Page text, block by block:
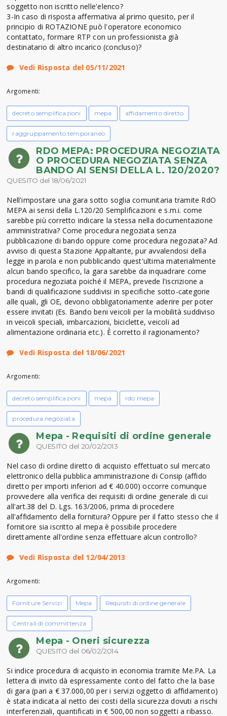
soggetto non iscritto nelle'elenco?
3-In caso di risposta affermativa al primo quesito, per il
principio di ROTAZIONE può l'operatore economico
contattato, formare RTP con un professionista già
destinatario di altro incarico (concluso)?
Vedi Risposta del 05/11/2021
Argomenti:
decreto semplificazioni mepa affidamento diretto
raggruppamento temporaneo
RDO MEPA: PROCEDURA NEGOZIATA
O PROCEDURA NEGOZIATA SENZA
BANDO AI SENSI DELLA L. 120/2020?
QUESITO del 18/06/2021
Nell'impostare una gara sotto soglia comunitaria tramite RdO
MEPA ai sensi della L.120/20 Semplificazioni e s.m.i. come
sarebbe più corretto indicare la stessa nella documentazione
amministrativa? Come procedura negoziata senza
pubblicazione di bando oppure come procedura negoziata? Ad
avviso di questa Stazione Appaltante, pur avvalendosi della
legge in parola e non pubblicando quest'ultima materialmente
alcun bando specifico, la gara sarebbe da inquadrare come
procedura negoziata poiché il MEPA, prevede l'iscrizione a
bandi di qualificazione suddivisi in specifiche sotto-categorie
alle quali, gli OE, devono obbligatoriamente aderire per poter
essere invitati (Es. Bando beni veicoli per la mobilità suddiviso
in veicoli speciali, imbarcazioni, biciclette, veicoli ad
alimentazione ordinaria etc.). È corretto il ragionamento?
Vedi Risposta del 18/06/2021
Argomenti:
decreto semplificazioni mepa rdo mepa
procedura negoziata
Mepa - Requisiti di ordine generale
QUESITO del 20/02/2013
Nel caso di ordine diretto di acquisto effettuato sul mercato
elettronico della pubblica amministrazione di Consip (affido
diretto per importi inferiori ad € 40.000) occorre comunque
provvedere alla verifica dei requisiti di ordine generale di cui
all'art.38 del D. Lgs. 163/2006, prima di procedere
all'affidamento della fornitura? Oppure per il fatto stesso che il
fornitore sia iscritto al mepa è possibile procedere
direttamente all'ordine senza effettuare alcun controllo?
Vedi Risposta del 12/04/2013
Argomenti:
Forniture Servizi Mepa Requisiti di ordine generale
Centrali di committenza
Mepa - Oneri sicurezza
QUESITO del 06/02/2014
Si indice procedura di acquisto in economia tramite Me.PA. La
lettera di invito dà espressamente conto del fatto che la base
di gara (pari a € 37.000,00 per i servizi oggetto di affidamento)
è stata indicata al netto dei costi della sicurezza dovuti a rischi
interferenziali, quantificati in € 500,00 non soggetti a ribasso.